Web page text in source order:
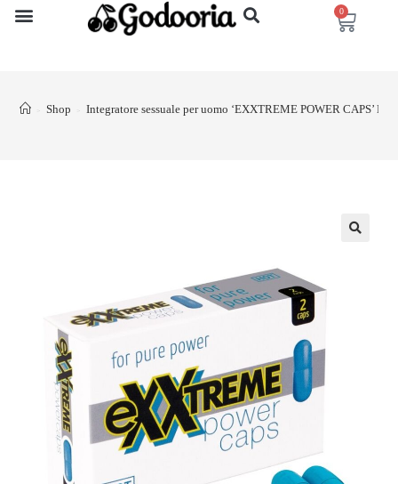
0
> Shop > Integratore sessuale per uomo ‘EXXTREME POWER CAPS’